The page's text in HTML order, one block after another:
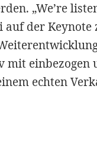
„We’re
der Keynote
mit einbezogen
echten
Microsoft